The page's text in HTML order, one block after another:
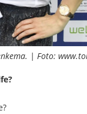
| Foto: